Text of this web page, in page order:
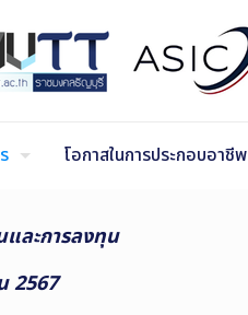
โอกาสในการประกอบอาชีพ
และการลงทุน
2567